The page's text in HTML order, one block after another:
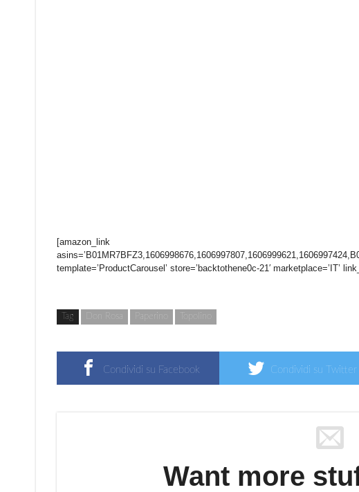
[amazon_link
template=’ProductCarousel’ store=’backtothene0c-21′ marketplace=’IT’
Tag Don Rosa Paperino Topolino
Condividi su Facebook Condividi su Twitter
Want more